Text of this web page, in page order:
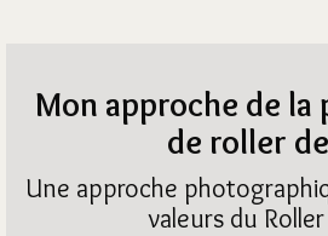
Mon approche de
de roller
Une approche
valeurs du